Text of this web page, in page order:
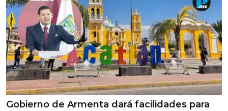
Gobierno de Armenta dará facilidades para